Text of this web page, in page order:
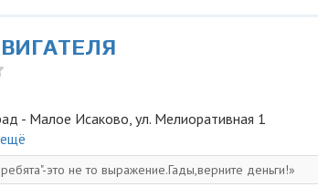
- Малое Исаково, ул. Мелиоративная 1
ещё
это не то выражение.Гады,верните деньги!